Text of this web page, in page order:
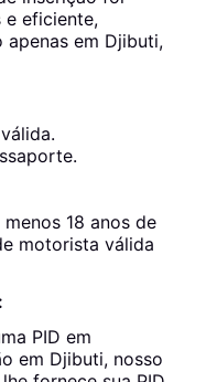
e eficiente,
em Djibuti,
18 anos de
motorista válida
PID em
em Djibuti, nosso